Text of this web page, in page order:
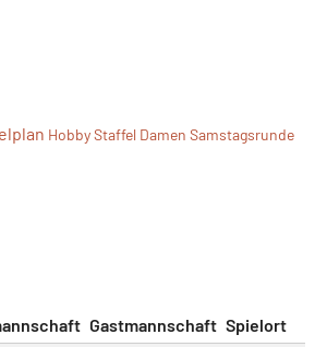
Hobby Staffel Damen Samstagsrunde
Gastmannschaft Spielort